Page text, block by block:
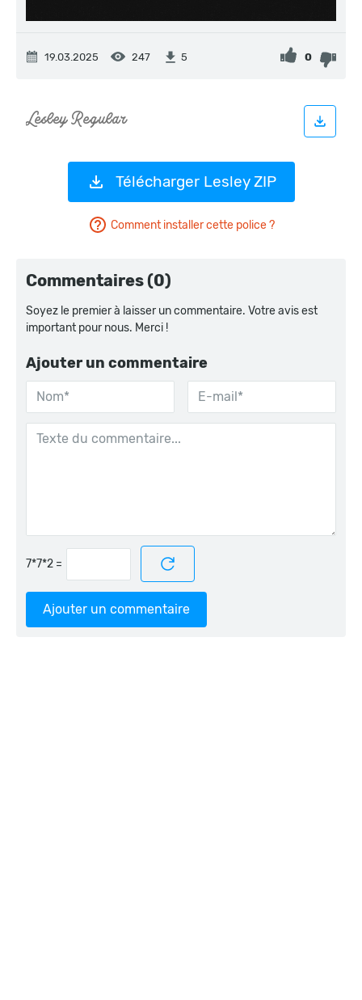
19.03.2025 247 5 0
Télécharger Lesley ZIP
Comment installer cette police ?
Commentaires (0)
Soyez le premier à laisser un commentaire. Votre avis est
important pour nous. Merci !
Ajouter un commentaire
=
Ajouter un commentaire